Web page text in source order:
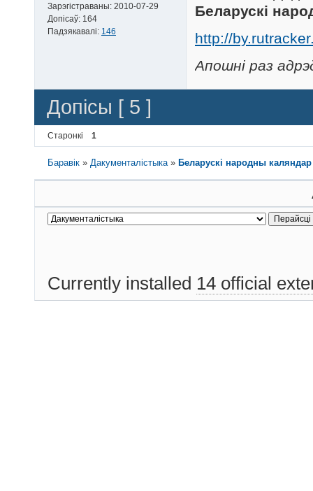
Зарэгістраваны: 2010-07-29
Допісаў: 164
Падзякавалі: 146
Беларускі
http://
Апошні раз
Допісы [ 5 ]
Старонкі 1
Баравік » Дакументалістыка » Беларускi народны каляндар
Currently installed 14 official